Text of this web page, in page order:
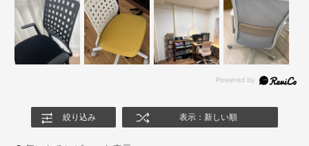
絞り込み 表示：新しい順